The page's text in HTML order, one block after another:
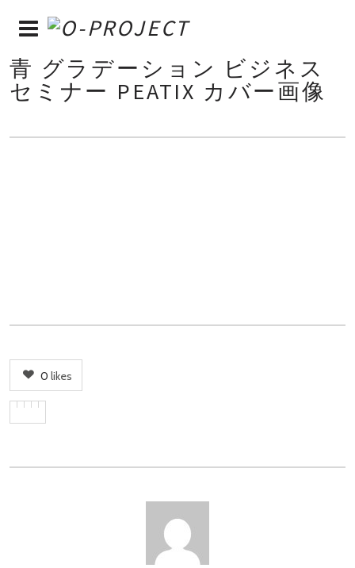
青 グラデーション ビジネス
セミナー PEATIX カバー画像
0 likes